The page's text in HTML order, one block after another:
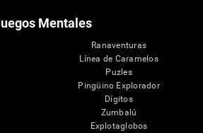
Mentales
Ranaventuras
Línea de Caramelos
Puzles
Pingüino Explorador
Dígitos
Zumbalú
Explotaglobos